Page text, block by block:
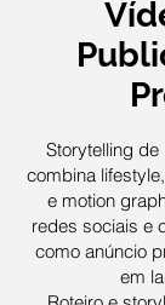
Storytelling
combina
e motion
redes sociais e
como anúncio
em